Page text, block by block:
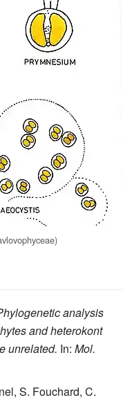
analysis
and heterokont
unrelated. In: Mol.
S. Fouchard, C.